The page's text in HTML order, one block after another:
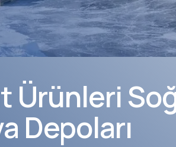
Ürünleri
Depoları